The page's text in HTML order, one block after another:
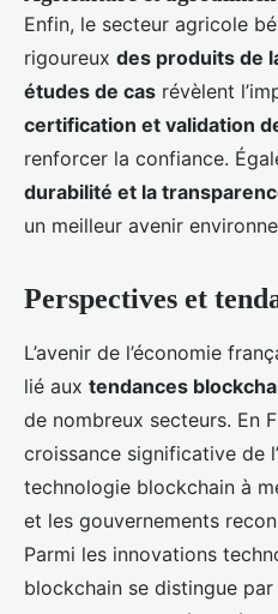
Enfin, le secteur agricole
rigoureux des produits de
études de cas révèlent
certification et validation
renforcer la confiance.
durabilité et la
un meilleur avenir
Perspectives et
L’avenir de l’économie
lié aux tendances
de nombreux secteurs. En
croissance significative de
technologie blockchain à
et les gouvernements
Parmi les innovations
blockchain se distingue